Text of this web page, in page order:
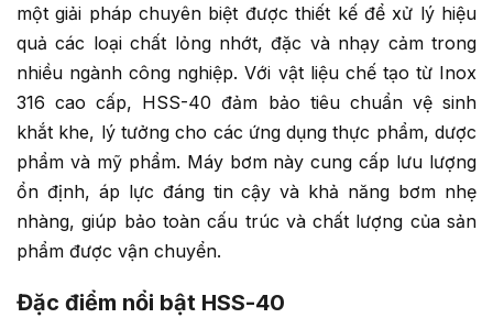
một giải pháp chuyên biệt được thiết kế để xử lý hiệu
quả các loại chất lỏng nhớt, đặc và nhạy cảm trong
nhiều ngành công nghiệp. Với vật liệu chế tạo từ Inox
316 cao cấp, HSS-40 đảm bảo tiêu chuẩn vệ sinh
khắt khe, lý tưởng cho các ứng dụng thực phẩm, dược
phẩm và mỹ phẩm. Máy bơm này cung cấp lưu lượng
ổn định, áp lực đáng tin cậy và khả năng bơm nhẹ
nhàng, giúp bảo toàn cấu trúc và chất lượng của sản
phẩm được vận chuyển.
Đặc điểm nổi bật HSS-40